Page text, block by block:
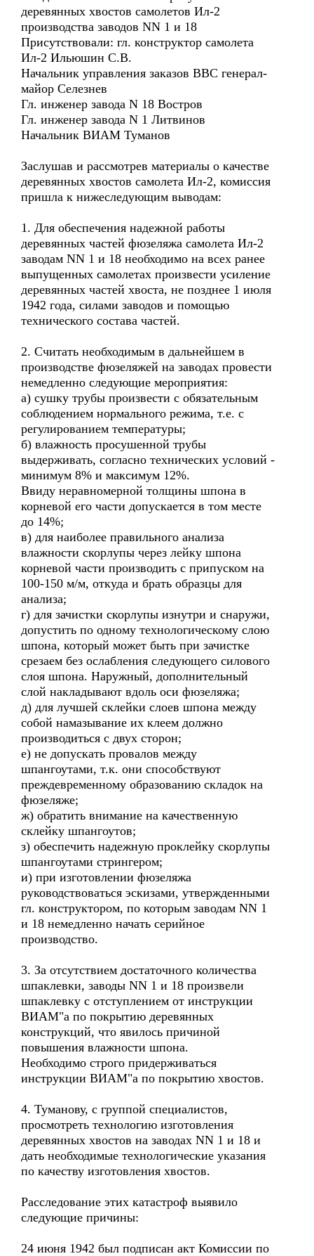
деревянных хвостов самолетов Ил-2
производства заводов NN 1 и 18
Присутствовали: гл. конструктор самолета
Ил-2 Ильюшин С.В.
Начальник управления заказов ВВС генерал-
майор Селезнев
Гл. инженер завода N 18 Востров
Гл. инженер завода N 1 Литвинов
Начальник ВИАМ Туманов
Заслушав и рассмотрев материалы о качестве
деревянных хвостов самолета Ил-2, комиссия
пришла к нижеследующим выводам:
1. Для обеспечения надежной работы
деревянных частей фюзеляжа самолета Ил-2
заводам NN 1 и 18 необходимо на всех ранее
выпущенных самолетах произвести усиление
деревянных частей хвоста, не позднее 1 июля
1942 года, силами заводов и помощью
технического состава частей.
2. Считать необходимым в дальнейшем в
производстве фюзеляжей на заводах провести
немедленно следующие мероприятия:
а) сушку трубы произвести с обязательным
соблюдением нормального режима, т.е. с
регулированием температуры;
б) влажность просушенной трубы
выдерживать, согласно технических условий -
минимум 8% и максимум 12%.
Ввиду неравномерной толщины шпона в
корневой его части допускается в том месте
до 14%;
в) для наиболее правильного анализа
влажности скорлупы через лейку шпона
корневой части производить с припуском на
100-150 м/м, откуда и брать образцы для
анализа;
г) для зачистки скорлупы изнутри и снаружи,
допустить по одному технологическому слою
шпона, который может быть при зачистке
срезаем без ослабления следующего силового
слоя шпона. Наружный, дополнительный
слой накладывают вдоль оси фюзеляжа;
д) для лучшей склейки слоев шпона между
собой намазывание их клеем должно
производиться с двух сторон;
е) не допускать провалов между
шпангоутами, т.к. они способствуют
преждевременному образованию складок на
фюзеляже;
ж) обратить внимание на качественную
склейку шпангоутов;
з) обеспечить надежную проклейку скорлупы
шпангоутами стрингером;
и) при изготовлении фюзеляжа
руководствоваться эскизами, утвержденными
гл. конструктором, по которым заводам NN 1
и 18 немедленно начать серийное
производство.
3. За отсутствием достаточного количества
шпаклевки, заводы NN 1 и 18 произвели
шпаклевку с отступлением от инструкции
ВИАМ"а по покрытию деревянных
конструкций, что явилось причиной
повышения влажности шпона.
Необходимо строго придерживаться
инструкции ВИАМ"а по покрытию хвостов.
4. Туманову, с группой специалистов,
просмотреть технологию изготовления
деревянных хвостов на заводах NN 1 и 18 и
дать необходимые технологические указания
по качеству изготовления хвостов.
Расследование этих катастроф выявило
следующие причины:
24 июня 1942 был подписан акт Комиссии по